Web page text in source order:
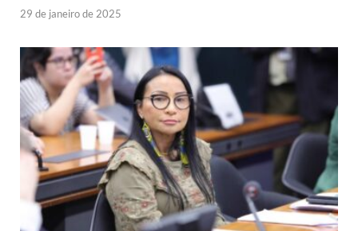
29 de janeiro de 2025